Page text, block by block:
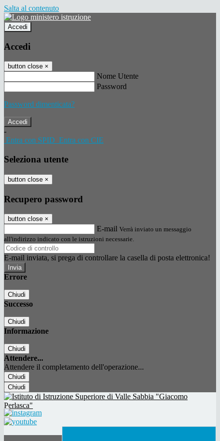
Salta al contenuto
Accedi
Accedi
button close ×
Nome Utente
Password
Password dimenticata?
-
Entra con SPID Entra con CIE
Seleziona utente
button close ×
Recupero password
button close ×
E-mail Verrà inviato un messaggio
all'indirizzo indicato con le istruzioni necessarie.
E-mail inviata, si prega di controllare la casella di posta elettronica!
Errore
Chiudi
Successo
Chiudi
Informazione
Chiudi
Attendere...
Attendere il completamento dell'operazione...
Chiudi
Chiudi